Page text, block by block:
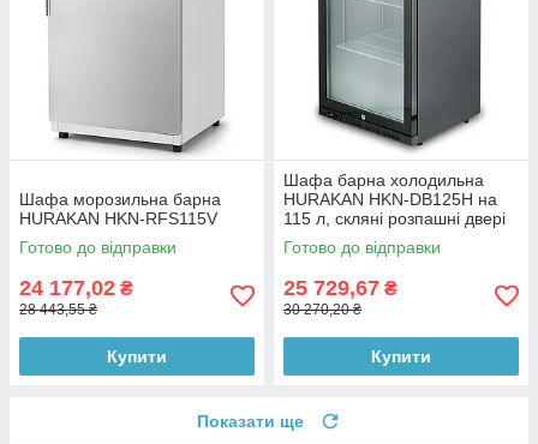
Шафа морозильна барна
HURAKAN HKN-RFS115V
Готово до відправки
24 177,02 ₴
28 443,55 ₴
Купити
Шафа барна холодильна
HURAKAN HKN-DB125H на
115 л, скляні розпашні двері
865 мм
Готово до відправки
25 729,67 ₴
30 270,20 ₴
Купити
Показати ще